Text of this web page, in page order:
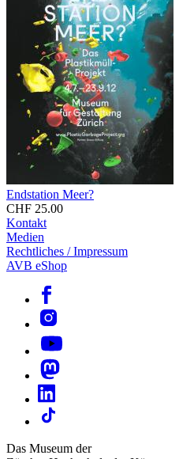
Endstation Meer?
CHF 25.00
Kontakt
Medien
Rechtliches / Impressum
AVB eShop
Das Museum der